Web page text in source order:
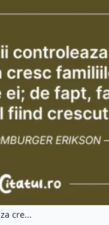
cre...